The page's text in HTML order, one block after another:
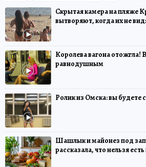
Скрытая камера на пляже
вытворяют, когда их не
Королева вагона отожгла!
равнодушным
Ролик из Омска: вы будете
Шашлык и майонез под
рассказала, что нельзя